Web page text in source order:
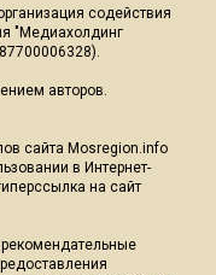
содействия
"Медиахолдинг
авторов.
сайта Mosregion.info
в Интернет-
на сайт